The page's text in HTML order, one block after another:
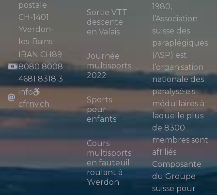
postale
CH-1401
Yverdon-
les-Bains
IBAN CH89
8080 8008
4681 8318 3
info
cfrnv.ch
Sortie VTT
descente
en Valais
Journée
multisports
2022
Sports
pour
enfants
Cours
multisports
en fauteuil
roulant à
Yverdon
1980,
l’Association
suisse des
paraplégiques
(ASP) est
l’organisation
nationale des
paralysé·e·s
médullaires à
laquelle plus
de 8300
membres sont
affiliés.
Composante
du Groupe
suisse pour